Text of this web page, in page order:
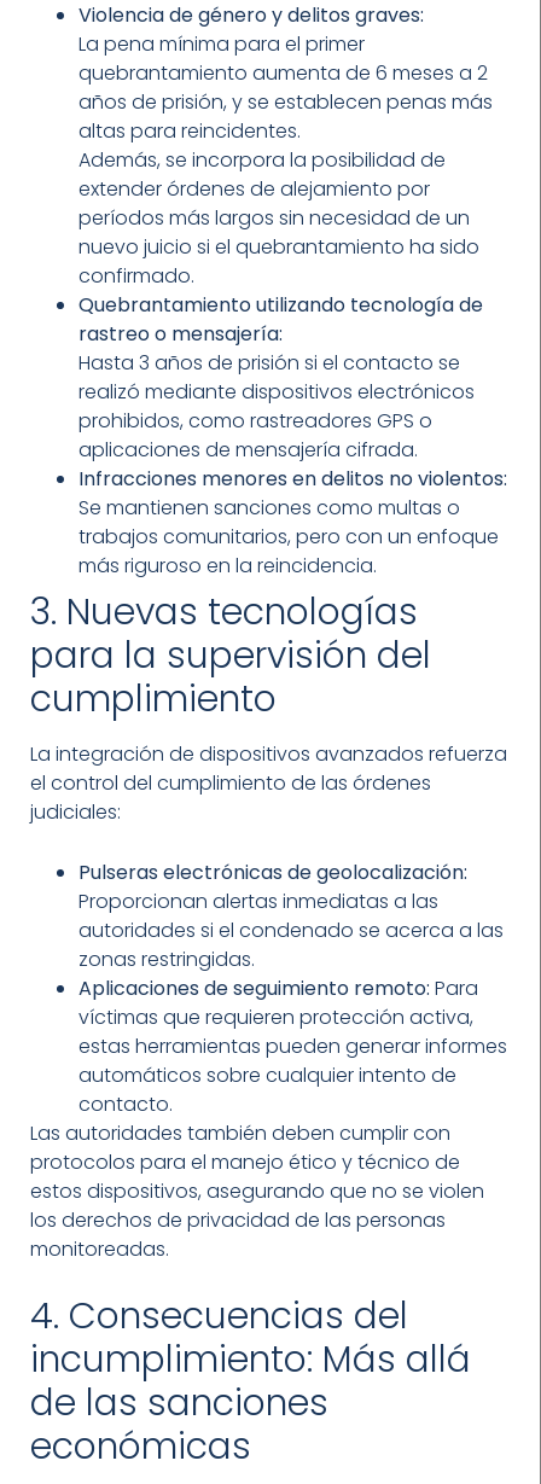
Violencia de género y delitos graves:
La pena mínima para el primer
quebrantamiento aumenta de 6 meses a 2
años de prisión, y se establecen penas más
altas para reincidentes.
Además, se incorpora la posibilidad de
extender órdenes de alejamiento por
períodos más largos sin necesidad de un
nuevo juicio si el quebrantamiento ha sido
confirmado.
Quebrantamiento utilizando tecnología de
rastreo o mensajería:
Hasta 3 años de prisión si el contacto se
realizó mediante dispositivos electrónicos
prohibidos, como rastreadores GPS o
aplicaciones de mensajería cifrada.
Infracciones menores en delitos no violentos:
Se mantienen sanciones como multas o
trabajos comunitarios, pero con un enfoque
más riguroso en la reincidencia.
3. Nuevas tecnologías
para la supervisión del
cumplimiento
La integración de dispositivos avanzados refuerza
el control del cumplimiento de las órdenes
judiciales:
Pulseras electrónicas de geolocalización:
Proporcionan alertas inmediatas a las
autoridades si el condenado se acerca a las
zonas restringidas.
Aplicaciones de seguimiento remoto: Para
víctimas que requieren protección activa,
estas herramientas pueden generar informes
automáticos sobre cualquier intento de
contacto.
Las autoridades también deben cumplir con
protocolos para el manejo ético y técnico de
estos dispositivos, asegurando que no se violen
los derechos de privacidad de las personas
monitoreadas.
4. Consecuencias del
incumplimiento: Más allá
de las sanciones
económicas